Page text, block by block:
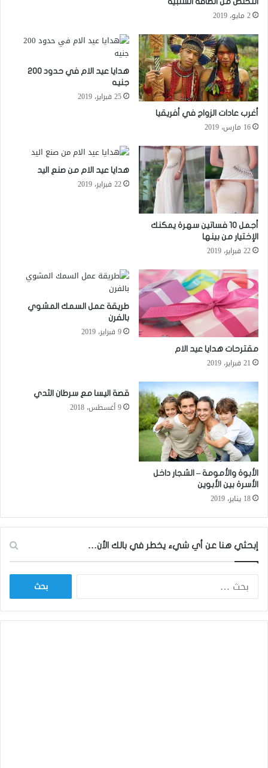
2 مايو، 2019
أغرب عادات الزواج في أفريقيا
16 مارس، 2019
هدايا عيد الام في حدود 200
جنيه
25 فبراير، 2019
أجمل 10 فساتين سهرة يمكنك
الإختيار من بينها
22 فبراير، 2019
هدايا عيد الام من صنع اليد
22 فبراير، 2019
مقترحات هدايا عيد الام
21 فبراير، 2019
طريقة عمل السمك المشوي
بالفرن
9 فبراير، 2019
الأبوة والأمومة – الشجار داخل
الأسرة بين الأبوين
18 يناير، 2019
قصة اليسا مع سرطان الثدي
9 أغسطس، 2018
إبحثي هنا عن أي شيء يخطر في بالك الأن…
ح